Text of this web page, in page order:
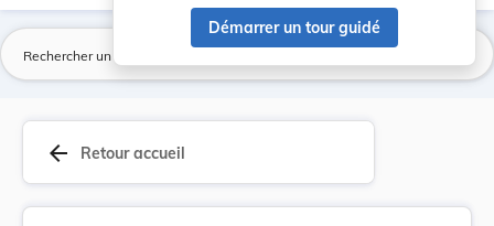
Démarrer un tour guidé
arrow_back Retour accueil